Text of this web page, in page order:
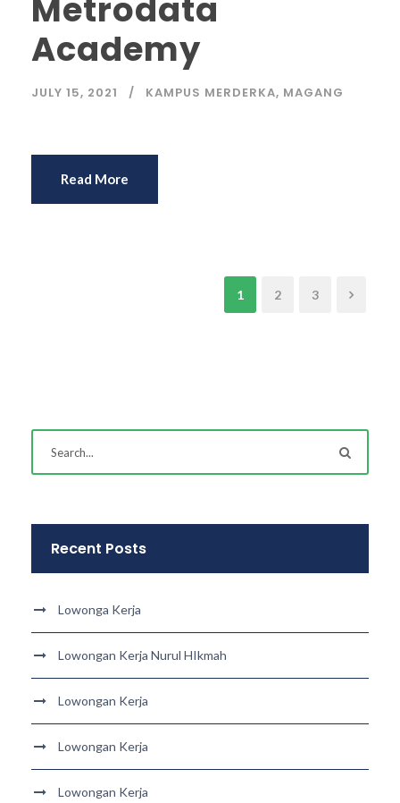
Metrodata
Academy
JULY 15, 2021 KAMPUS MERDERKA, MAGANG
Read More
1 2 3
Recent Posts
Lowonga Kerja
Lowongan Kerja Nurul HIkmah
Lowongan Kerja
Lowongan Kerja
Lowongan Kerja